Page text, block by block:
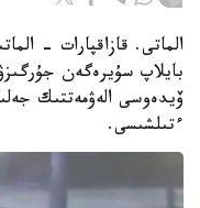
الماتى. قازاقپارات -
بايلاپ سۇيرەگەن
ۆيدەوسى الەۋمەتتىك
ءتىلشىسى.